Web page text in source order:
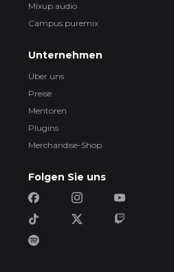
Mixup.audio
Campus.puremix
Unternehmen
Über uns
Preise
Mentoren
Plugins
Merchandise-Shop
Folgen Sie uns